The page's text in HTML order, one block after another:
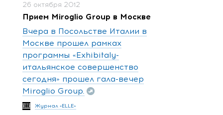
26 октября 2012
Прием Miroglio Group в Москве
Вчера в Посольстве Италии в
Москве прошел рамках
программы «Exhibitaly-
итальянское совершенство
сегодня» прошел гала-вечер
Miroglio Group.
Журнал «ELLE»